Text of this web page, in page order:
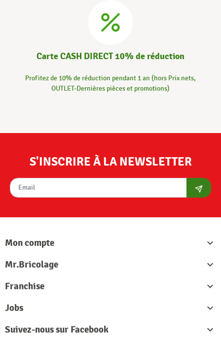
Carte CASH DIRECT 10% de réduction
Profitez de 10% de réduction pendant 1 an (hors Prix nets,
OUTLET-Dernières pièces et promotions)
S'INSCRIRE À LA NEWSLETTER
Mon compte

Mr.Bricolage

Franchise

Jobs

Suivez-nous sur Facebook
